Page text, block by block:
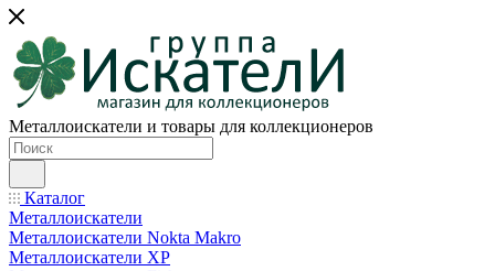
Металлоискатели и товары для коллекционеров
Каталог
Металлоискатели
Металлоискатели Nokta Makro
Металлоискатели XP